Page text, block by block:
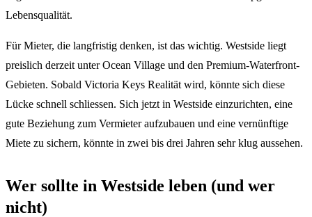
Lebensqualität.
Für Mieter, die langfristig denken, ist das wichtig. Westside liegt
preislich derzeit unter Ocean Village und den Premium-Waterfront-
Gebieten. Sobald Victoria Keys Realität wird, könnte sich diese
Lücke schnell schliessen. Sich jetzt in Westside einzurichten, eine
gute Beziehung zum Vermieter aufzubauen und eine vernünftige
Miete zu sichern, könnte in zwei bis drei Jahren sehr klug aussehen.
Wer sollte in Westside leben (und wer
nicht)